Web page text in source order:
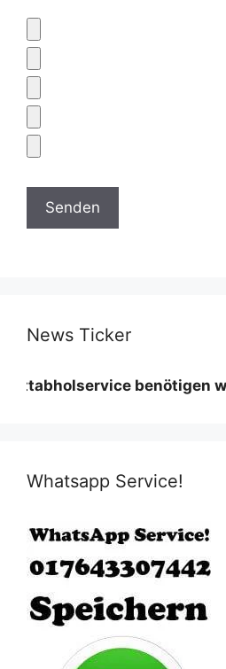
News Ticker
benötigen wir
Whatsapp Service!